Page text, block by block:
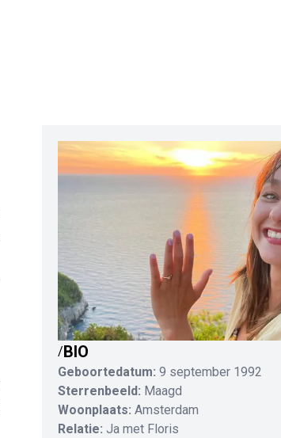
/ BIO
Geboortedatum: 9 september 1992
Sterrenbeeld: Maagd
Woonplaats: Amsterdam
Relatie: Ja met Floris